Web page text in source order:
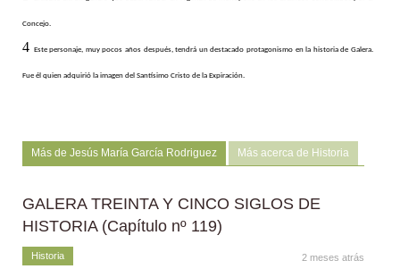
Concejo.
4 Este personaje, muy pocos años después, tendrá un destacado protagonismo en la historia de Galera.
Fue él quien adquirió la imagen del Santísimo Cristo de la Expiración.
Más de Jesús María García Rodriguez Más acerca de Historia
GALERA TREINTA Y CINCO SIGLOS DE
HISTORIA (Capítulo nº 119)
Historia 2 meses atrás